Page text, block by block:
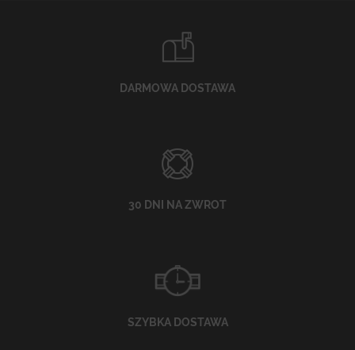
DARMOWA DOSTAWA
30 DNI NA ZWROT
SZYBKA DOSTAWA